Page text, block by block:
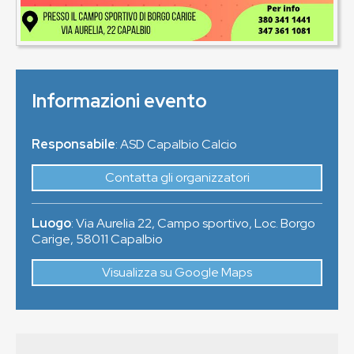
Informazioni evento
Responsabile: ASD Capalbio Calcio
Contatta gli organizzatori
Luogo:Via Aurelia 22, Campo sportivo, Loc. Borgo
Carige, 58011Capalbio
Visualizza su Google Maps